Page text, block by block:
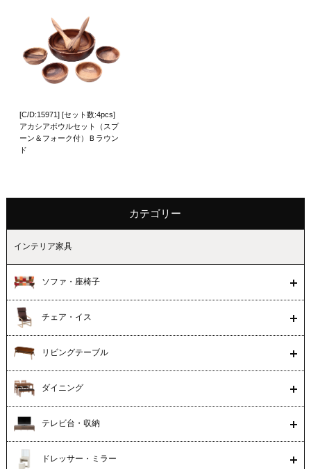
[C/D:15971] [セット数:4pcs]
アカシアボウルセット（スプ
ーン＆フォーク付）Ｂラウン
ド
カテゴリー
インテリア家具
ソファ・座椅子
チェア・イス
リビングテーブル
ダイニング
テレビ台・収納
ドレッサー・ミラー